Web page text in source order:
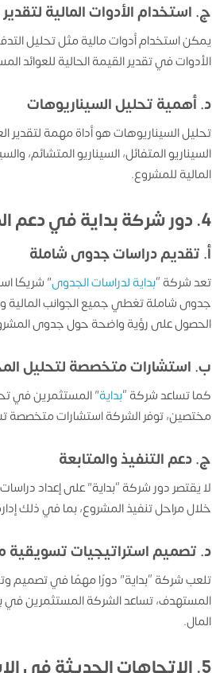
ج. استخدام الأدوات المالية لتقدير
الأدوات في تقدير القيمة الحالية للعوائد
د. أهمية تحليل السيناريوهات
تحليل السيناريوهات هو أداة مهمة
السيناريو المتفائل، السيناريو المتشائم،
المالية للمشروع.
4. دور شركة بداية في دعم المستثمرين: من الفكرة إلى التنفيذ
أ. تقديم دراسات جدوى شاملة
تعد شركة “بداية لدراسات الجدوى” شريكًا
جدوى شاملة تغطي جميع الجوانب المالية
الحصول على رؤية واضحة حول جدوى
ب. استشارات متخصصة لتحليل
كما تساعد شركة “بداية” المستثمرين في
مختصين، توفر الشركة استشارات متخصصة
ج. دعم التنفيذ والمتابعة
لا يقتصر دور شركة “بداية” على إعداد
خلال مراحل تنفيذ المشروع، بما في ذلك
د. تصميم استراتيجيات
تلعب شركة “بداية” دورًا مهمًا في تصميم
المستهدف، تساعد الشركة المستثمرين
المال.